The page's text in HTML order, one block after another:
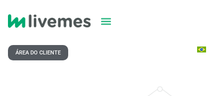
ÁREA DO CLIENTE